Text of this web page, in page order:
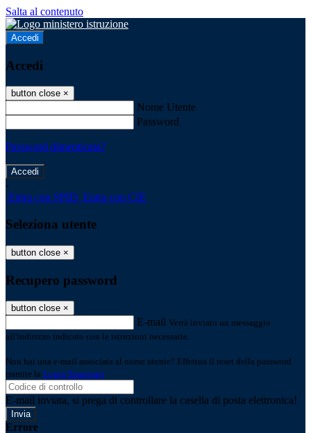
Salta al contenuto
Accedi
Accedi
button close ×
Nome Utente
Password
Password dimenticata?
-
Entra con SPID Entra con CIE
Seleziona utente
button close ×
Recupero password
button close ×
E-mail Verrà inviato un messaggio
all'indirizzo indicato con le istruzioni necessarie.
Non hai una e-mail associata al nome utente? Effettua il reset della password
tramite la Login Spaggiari
E-mail inviata, si prega di controllare la casella di posta elettronica!
Errore